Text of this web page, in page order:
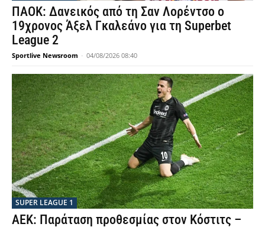
ΠΑΟΚ: Δανεικός από τη Σαν Λορέντσο ο
19χρονος Άξελ Γκαλεάνο για τη Superbet
League 2
Sportlive Newsroom - 04/08/2026 08:40
SUPER LEAGUE 1
ΑΕΚ: Παράταση προθεσμίας στον Κόστιτς –